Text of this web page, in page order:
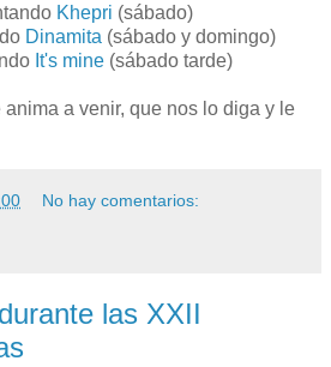
Khepri (sábado)
Dinamita (sábado y domingo)
It's mine (sábado tarde)
a venir, que nos lo diga y le
No hay comentarios:
las XXII